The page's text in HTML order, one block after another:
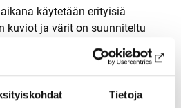
Tietoja
käytetään erityisiä
kuviot ja värit on suunniteltu
ja kulma on mitattava
jotta kamerat oppivat